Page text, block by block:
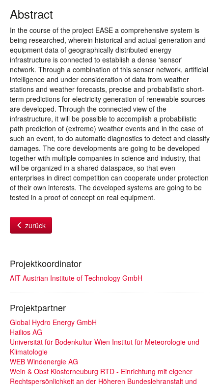
Abstract
In the course of the project EASE a comprehensive system is
being researched, wherein historical and actual generation and
equipment data of geographically distributed energy
infrastructure is connected to establish a dense 'sensor'
network. Through a combination of this sensor network, artificial
intelligence and under consideration of data from weather
stations and weather forecasts, precise and probabilistic short-
term predictions for electricity generation of renewable sources
are developed. Through the connected view of the
infrastructure, it will be possible to accomplish a probabilistic
path prediction of (extreme) weather events and in the case of
such an event, to do automatic diagnostics to detect and classify
damages. The core developments are going to be developed
together with multiple companies in science and industry, that
will be organized in a shared dataspace, so that even
enterprises in direct competition can cooperate under protection
of their own interests. The developed systems are going to be
tested in a proof of concept on real equipment.
zurück
Projektkoordinator
AIT Austrian Institute of Technology GmbH
Projektpartner
Global Hydro Energy GmbH
Hailios AG
Universität für Bodenkultur Wien Institut für Meteorologie und
Klimatologie
WEB Windenergie AG
Wein & Obst Klosterneuburg RTD - Einrichtung mit eigener
Rechtspersönlichkeit an der Höheren Bundeslehranstalt und